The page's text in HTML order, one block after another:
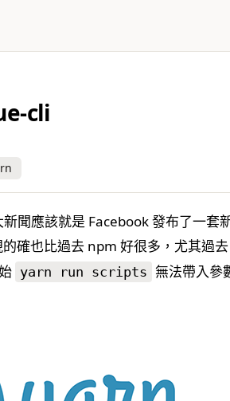
cli
聞應該就是 Facebook 發布了一套
確也比過去 npm 好很多，尤其過去
yarn run scripts 無法帶入參